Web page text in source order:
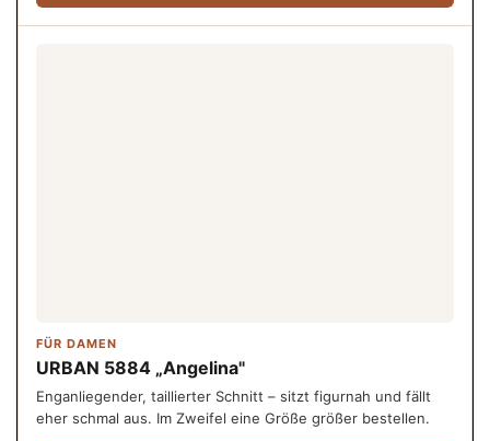
FÜR DAMEN
URBAN 5884 „Angelina"
Enganliegender, taillierter Schnitt – sitzt figurnah und fällt
eher schmal aus. Im Zweifel eine Größe größer bestellen.